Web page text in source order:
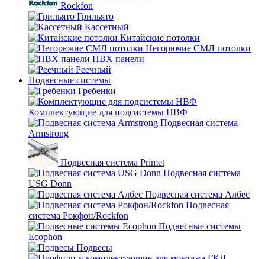
Rockfon
Грильято
Кассетный
Китайские потолки
Негорючие СМЛ потолки
ПВХ панели
Реечный
Подвесные системы
Гребенки
Комплектующие для подсистемы НВФ
Подвесная система
Armstrong
Подвесная система Primet
Подвесная система
USG Donn
Подвесная система Албес
Подвесная
система Рокфон/Rockfon
Подвесные системы
Ecophon
Подвесы